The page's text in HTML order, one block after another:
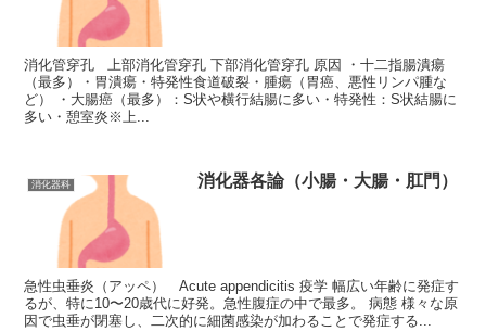
消化管穿孔 上部消化管穿孔 下部消化管穿孔 原因 ・十二指腸潰瘍
（最多）・胃潰瘍・特発性食道破裂・腫瘍（胃癌、悪性リンパ腫な
ど） ・大腸癌（最多）：S状や横行結腸に多い・特発性：S状結腸に
多い・憩室炎※上...
消化器科 消化器各論（小腸・大腸・肛門）
急性虫垂炎（アッペ） Acute appendicitis 疫学 幅広い年齢に発症す
るが、特に10〜20歳代に好発。急性腹症の中で最多。 病態 様々な原
因で虫垂が閉塞し、二次的に細菌感染が加わることで発症する...